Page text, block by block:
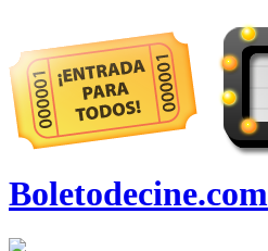
Boletodecine.com